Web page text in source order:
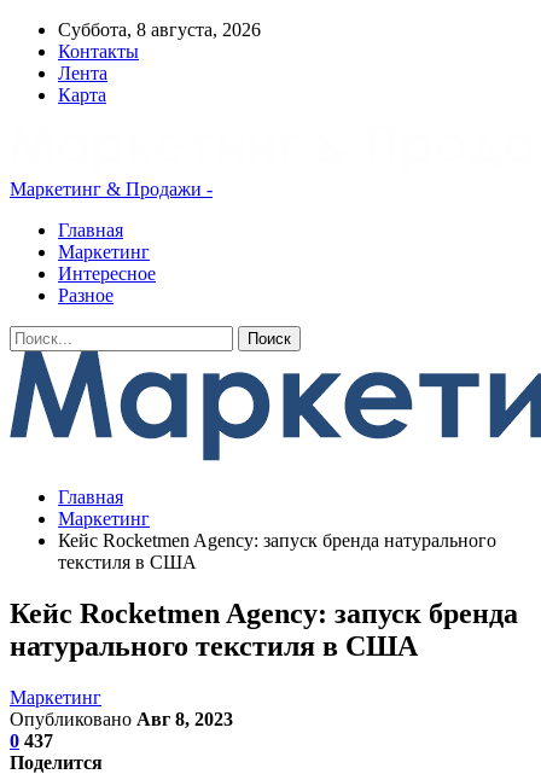
Суббота, 8 августа, 2026
Контакты
Лента
Карта
Маркетинг & Продажи -
Главная
Маркетинг
Интересное
Разное
Главная
Маркетинг
Кейс Rocketmen Agency: запуск бренда натурального
текстиля в США
Кейс Rocketmen Agency: запуск бренда
натурального текстиля в США
Маркетинг
Опубликовано Авг 8, 2023
0 437
Поделится